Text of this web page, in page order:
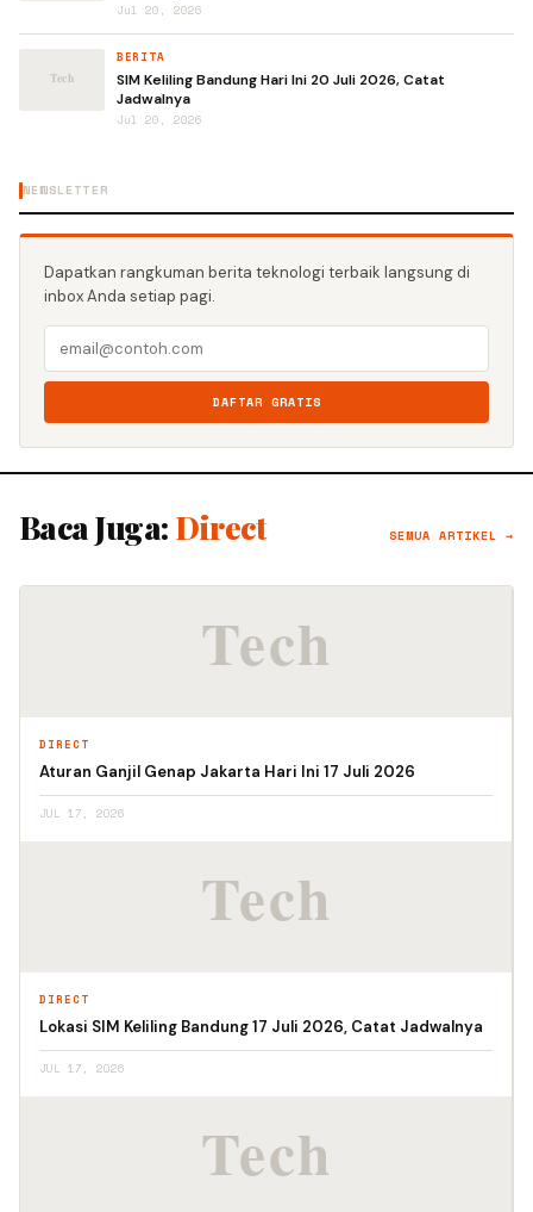
Jul 20, 2026
BERITA
SIM Keliling Bandung Hari Ini 20 Juli 2026, Catat
Jadwalnya
Jul 20, 2026
NEWSLETTER
Dapatkan rangkuman berita teknologi terbaik langsung di
inbox Anda setiap pagi.
DAFTAR GRATIS
Baca Juga: Direct SEMUA ARTIKEL →
DIRECT
Aturan Ganjil Genap Jakarta Hari Ini 17 Juli 2026
JUL 17, 2026
DIRECT
Lokasi SIM Keliling Bandung 17 Juli 2026, Catat Jadwalnya
JUL 17, 2026